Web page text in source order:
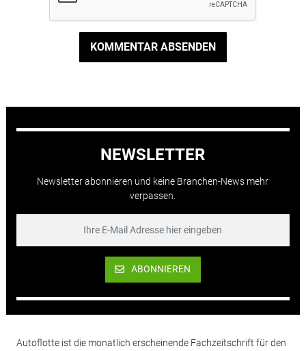
KOMMENTAR ABSENDEN
NEWSLETTER
Newsletter abonnieren und keine Branchen-News mehr
verpassen.
ABONNIEREN
Autoflotte ist die monatlich erscheinende Fachzeitschrift für den